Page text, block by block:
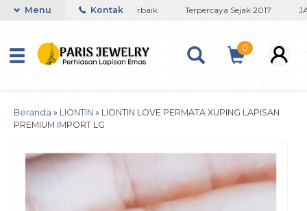
Toko Titanium Lapisan Emas Terbaik Terpercaya Sejak 2017
Menu Kontak
0
Beranda » LIONTIN » LIONTIN LOVE PERMATA XUPING LAPISAN
PREMIUM IMPORT LG